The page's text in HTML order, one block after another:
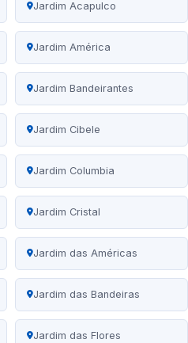
Jardim Acapulco
Jardim América
Jardim Bandeirantes
Jardim Cibele
Jardim Columbia
Jardim Cristal
Jardim das Américas
Jardim das Bandeiras
Jardim das Flores